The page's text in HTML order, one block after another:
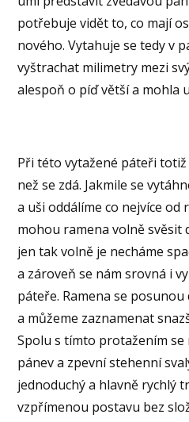
potřebuje vidět to, co mají
nového. Vytahuje se tedy v
vyštrachat milimetry mezi
alespoň o píď větší a mohla
Při této vytažené páteři
než se zdá. Jakmile se
a uši oddálíme co nejvíce od
mohou ramena volně svěsit
jen tak volně je necháme
a zároveň se nám srovná i
páteře. Ramena se
a můžeme zaznamenat
Spolu s tímto protažením
pánev a zpevní stehenní
jednoduchý a hlavně rychlý
vzpřímenou postavu bez